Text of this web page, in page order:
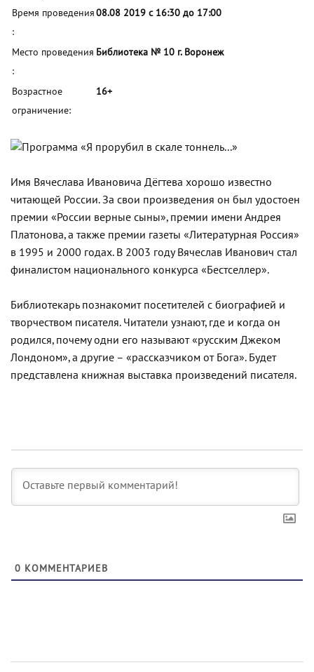
Время проведения
:
08.08 2019 с 16:30 до 17:00
Место проведения
:
Библиотека № 10 г. Воронеж
Возрастное
ограничение:
16+
Имя Вячеслава Ивановича Дёгтева хорошо известно
читающей России. За свои произведения он был удостоен
премии «России верные сыны», премии имени Андрея
Платонова, а также премии газеты «Литературная Россия»
в 1995 и 2000 годах. В 2003 году Вячеслав Иванович стал
финалистом национального конкурса «Бестселлер».
Библиотекарь познакомит посетителей с биографией и
творчеством писателя. Читатели узнают, где и когда он
родился, почему одни его называют «русским Джеком
Лондоном», а другие – «рассказчиком от Бога». Будет
представлена книжная выставка произведений писателя.
0 КОММЕНТАРИЕВ